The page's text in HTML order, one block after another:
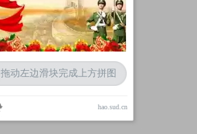
拖动左边滑块完成上方拼图
hao.sud.cn